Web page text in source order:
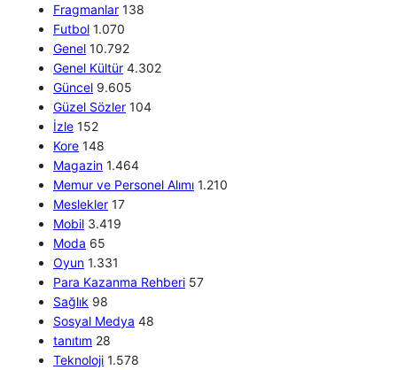
Fragmanlar 138
Futbol 1.070
Genel 10.792
Genel Kültür 4.302
Güncel 9.605
Güzel Sözler 104
İzle 152
Kore 148
Magazin 1.464
Memur ve Personel Alımı 1.210
Meslekler 17
Mobil 3.419
Moda 65
Oyun 1.331
Para Kazanma Rehberi 57
Sağlık 98
Sosyal Medya 48
tanıtım 28
Teknoloji 1.578